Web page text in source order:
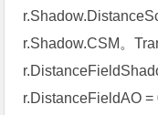
r.Shadow.CSM。
r.DistanceFieldAO =